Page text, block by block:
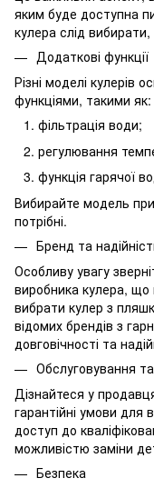
яким буде доступна
кулера слід
Додаткові функції
Різні моделі кулерів
функціями, такими як:
фільтрація води;
регулювання
функція гарячої
Вибирайте модель
потрібні.
Бренд та
Особливу увагу
виробника кулера,
вибрати кулер з
відомих брендів з
довговічності та
Обслуговування
Дізнайтеся у
гарантійні умови
доступ до
можливістю заміни
Безпека